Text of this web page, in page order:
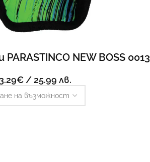
NEW BOSS 0013
€ / 25.99 лв.